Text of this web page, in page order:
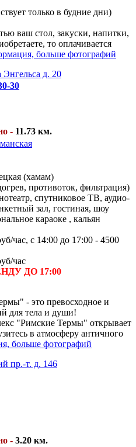
только в будние дни)
ваш стол, закуски, напитки,
то оплачивается
больше фотографий
д. 20
30
- 11.73 км.
(хамам)
противоток, фильтрация)
спутниковое ТВ, аудио-
зал, гостиная, шоу
караоке , кальян
час, с 14:00 до 17:00 - 4500
час
ДО 17:00
- это превосходное и
для тела и души!
"Римские Термы" открывает
в атмосферу античного
больше фотографий
пр.-т. д. 146
- 3.20 км.